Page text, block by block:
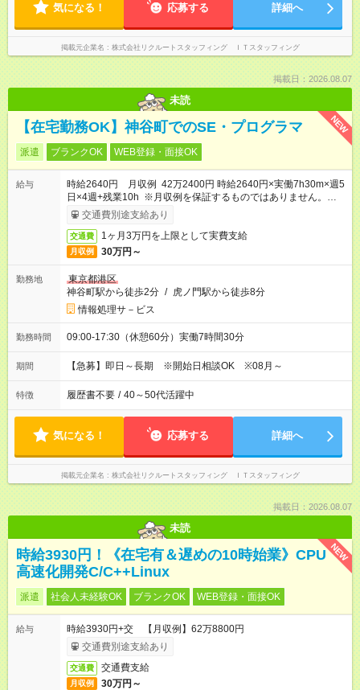
気になる！ 応募する 詳細へ
掲載元企業名 株式会社リクルートスタッフィング ＩＴスタッフィング
掲載日：2026.08.07
未読
NEW
【在宅勤務OK】神谷町でのSE・プログラマ
派遣 ブランクOK WEB登録・面接OK
給与
時給2640円 月収例 42万2400円 時給2640円×実働7h30m×週5
日×4週+残業10h ※月収例を保証するものではありません。※給
与即受取りサービス利用可（利用条件有）
交通費別途支給あり
交通費 1ヶ月3万円を上限として実費支給
月収例 30万円～
勤務地
東京都港区
神谷町駅から徒歩2分 / 虎ノ門駅から徒歩8分
情報処理サ－ビス
勤務時間 09:00-17:30（休憩60分）実働7時間30分
期間 【急募】即日～長期 ※開始日相談OK ※08月～
特徴 履歴書不要 / 40～50代活躍中
気になる！ 応募する 詳細へ
掲載元企業名 株式会社リクルートスタッフィング ＩＴスタッフィング
掲載日：2026.08.07
未読
NEW
時給3930円！《在宅有＆遅めの10時始業》CPU
高速化開発C/C++Linux
派遣 社会人未経験OK ブランクOK WEB登録・面接OK
給与
時給3930円+交 【月収例】62万8800円
交通費別途支給あり
交通費 交通費支給
月収例 30万円～